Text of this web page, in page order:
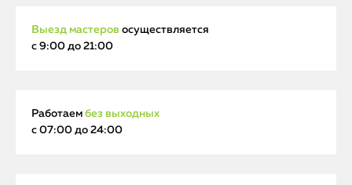
Выезд мастеров осуществляется
с 9:00 до 21:00
Работаем без выходных
с 07:00 до 24:00